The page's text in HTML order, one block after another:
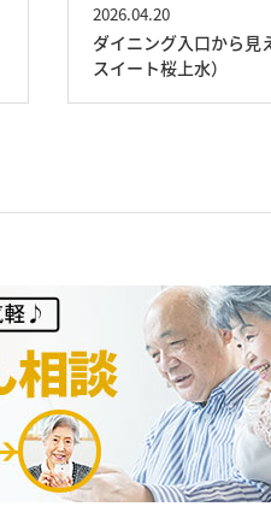
2026.04.20
ダイニング入口から見
スイート桜上水）